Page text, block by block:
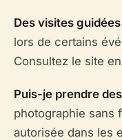
Des visites
lors de certains
Consultez le site
Puis-je prendre
photographie sans
autorisée dans les